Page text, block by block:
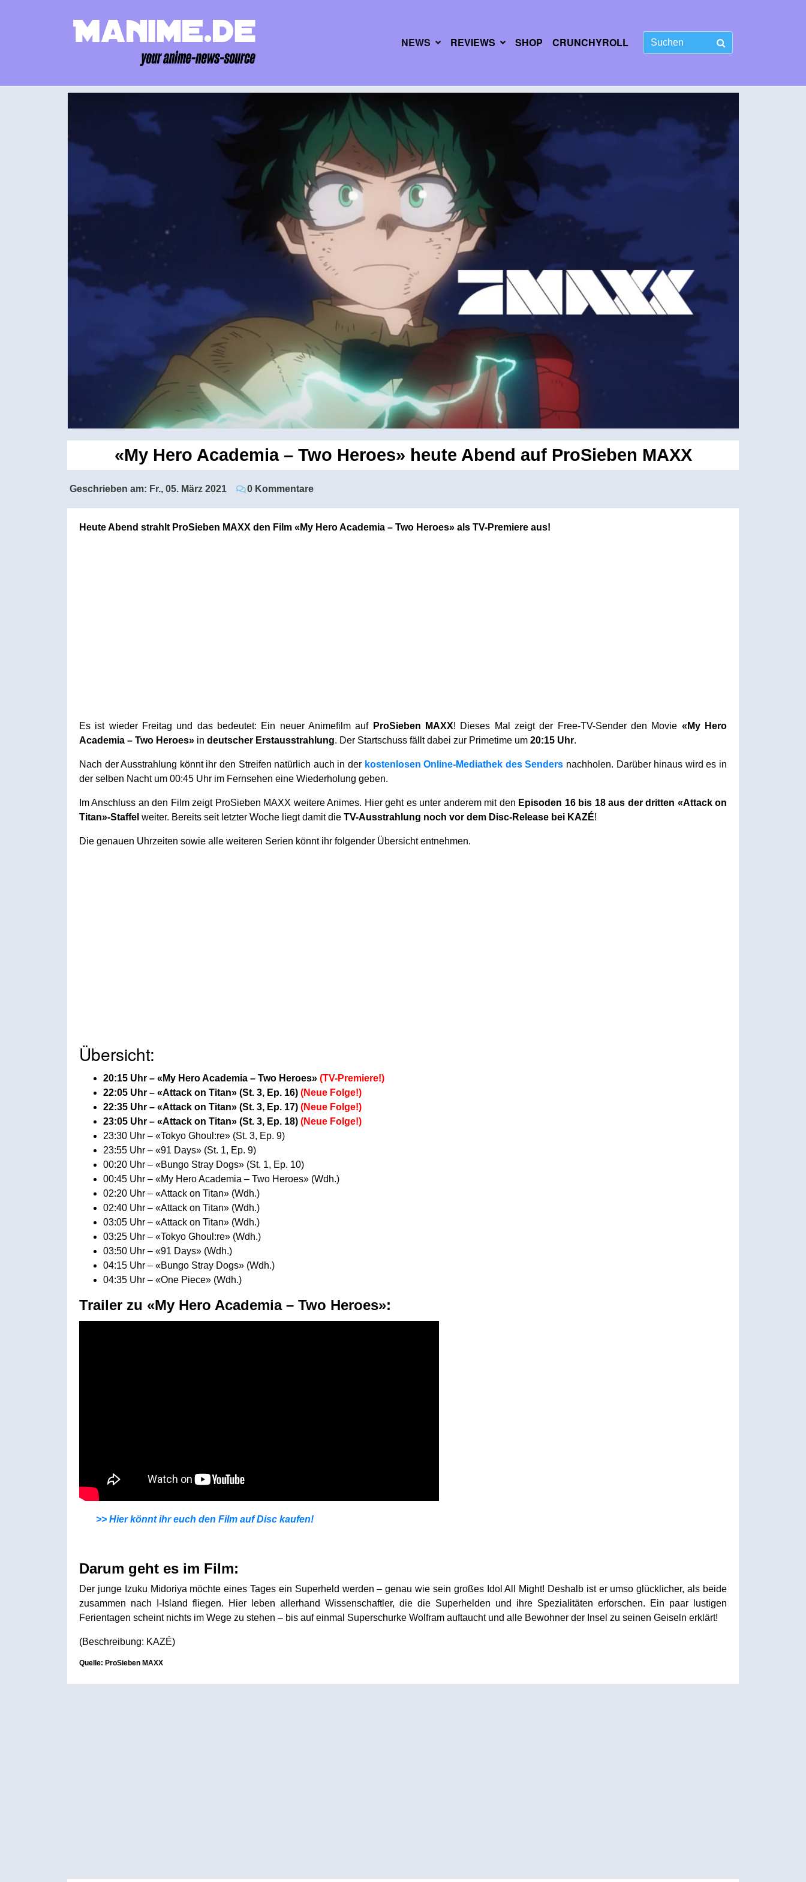
NEWS REVIEWS SHOP CRUNCHYROLL
«My Hero Academia – Two Heroes» heute Abend auf ProSieben MAXX
Geschrieben am: Fr., 05. März 2021 0 Kommentare
Heute Abend strahlt ProSieben MAXX den Film «My Hero Academia – Two Heroes» als TV-Premiere aus!
Es ist wieder Freitag und das bedeutet: Ein neuer Animefilm auf ProSieben MAXX! Dieses Mal zeigt der Free-TV-Sender den Movie «My Hero
Academia – Two Heroes» in deutscher Erstausstrahlung. Der Startschuss fällt dabei zur Primetime um 20:15 Uhr.
Nach der Ausstrahlung könnt ihr den Streifen natürlich auch in der kostenlosen Online-Mediathek des Senders nachholen. Darüber hinaus wird es in
der selben Nacht um 00:45 Uhr im Fernsehen eine Wiederholung geben.
Im Anschluss an den Film zeigt ProSieben MAXX weitere Animes. Hier geht es unter anderem mit den Episoden 16 bis 18 aus der dritten «Attack on
Titan»-Staffel weiter. Bereits seit letzter Woche liegt damit die TV-Ausstrahlung noch vor dem Disc-Release bei KAZÉ!
Die genauen Uhrzeiten sowie alle weiteren Serien könnt ihr folgender Übersicht entnehmen.
Übersicht:
20:15 Uhr – «My Hero Academia – Two Heroes» (TV-Premiere!)
22:05 Uhr – «Attack on Titan» (St. 3, Ep. 16) (Neue Folge!)
22:35 Uhr – «Attack on Titan» (St. 3, Ep. 17) (Neue Folge!)
23:05 Uhr – «Attack on Titan» (St. 3, Ep. 18) (Neue Folge!)
23:30 Uhr – «Tokyo Ghoul:re» (St. 3, Ep. 9)
23:55 Uhr – «91 Days» (St. 1, Ep. 9)
00:20 Uhr – «Bungo Stray Dogs» (St. 1, Ep. 10)
00:45 Uhr – «My Hero Academia – Two Heroes» (Wdh.)
02:20 Uhr – «Attack on Titan» (Wdh.)
02:40 Uhr – «Attack on Titan» (Wdh.)
03:05 Uhr – «Attack on Titan» (Wdh.)
03:25 Uhr – «Tokyo Ghoul:re» (Wdh.)
03:50 Uhr – «91 Days» (Wdh.)
04:15 Uhr – «Bungo Stray Dogs» (Wdh.)
04:35 Uhr – «One Piece» (Wdh.)
Trailer zu «My Hero Academia – Two Heroes»:
>> Hier könnt ihr euch den Film auf Disc kaufen!
Darum geht es im Film:
Der junge Izuku Midoriya möchte eines Tages ein Superheld werden – genau wie sein großes Idol All Might! Deshalb ist er umso glücklicher, als beide
zusammen nach I-Island fliegen. Hier leben allerhand Wissenschaftler, die die Superhelden und ihre Spezialitäten erforschen. Ein paar lustigen
Ferientagen scheint nichts im Wege zu stehen – bis auf einmal Superschurke Wolfram auftaucht und alle Bewohner der Insel zu seinen Geiseln erklärt!
(Beschreibung: KAZÉ)
Quelle: ProSieben MAXX